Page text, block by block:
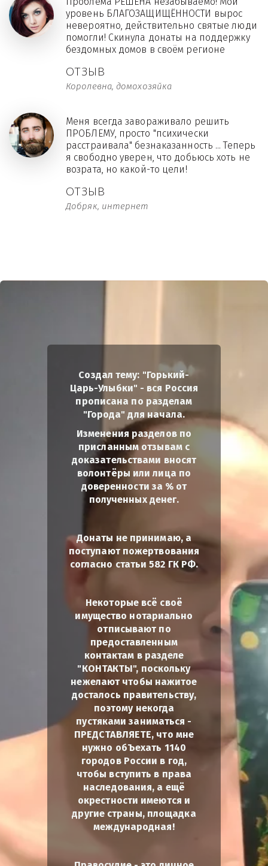
ОТЗЫВ
Королевна, домохозяйка
уровень БЛАГОЗАЩИЩЁННОСТИ вырос
невероятно, действительно святые люди
помогли! Скинула донаты на поддержку
бездомных домов в своём регионе
ОТЗЫВ
Добряк, интернет
Меня всегда завораживало решить
ПРОБЛЕМУ, просто "психически
расстраивала" безнаказанность ... Теперь
я свободно уверен, что добьюсь хоть не
возрата, но какой-то цели!
Создал тему: "Горький-
Царь-Улыбки" - вся Россия
прописана по разделам
"Города" для начала.
Изменения разделов по
присланным отзывам с
доказательствами вносят
волонтёры или лица по
доверенности за % от
полученных денег.
Донаты не принимаю, а
поступают пожертвования
согласно статьи 582 ГК РФ.
Некоторые всё своё
имущество нотариально
отписывают по
предоставленным
контактам в разделе
"КОНТАКТЫ", поскольку
нежелают чтобы нажитое
досталось правительству,
поэтому некогда
пустяками заниматься -
ПРЕДСТАВЛЯЕТЕ, что мне
нужно обЪехать 1140
городов России в год,
чтобы вступить в права
наследования, а ещё
окрестности имеются и
другие страны, площадка
международная!